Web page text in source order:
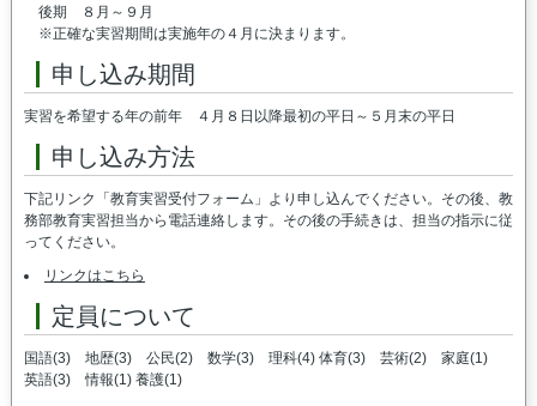
後期 ８月～９月
※正確な実習期間は実施年の４月に決まります。
申し込み期間
実習を希望する年の前年 ４月８日以降最初の平日～５月末の平日
申し込み方法
下記リンク「教育実習受付フォーム」より申し込んでください。その後、教
務部教育実習担当から電話連絡します。その後の手続きは、担当の指示に従
ってください。
リンクはこちら
定員について
国語(3) 地歴(3) 公民(2) 数学(3) 理科(4) 体育(3) 芸術(2) 家庭(1)
英語(3) 情報(1) 養護(1)